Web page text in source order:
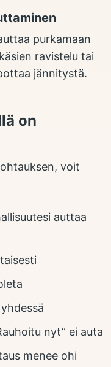
purkamaan
ravistelu tai
jännitystä.
on
voit
auttaa
nyt” ei auta
menee ohi